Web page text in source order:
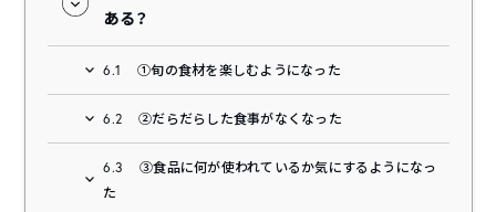
ある？
6.1 ①旬の食材を楽しむようになった
6.2 ②だらだらした食事がなくなった
6.3
③食品に何が使われているか気にするようになっ
た